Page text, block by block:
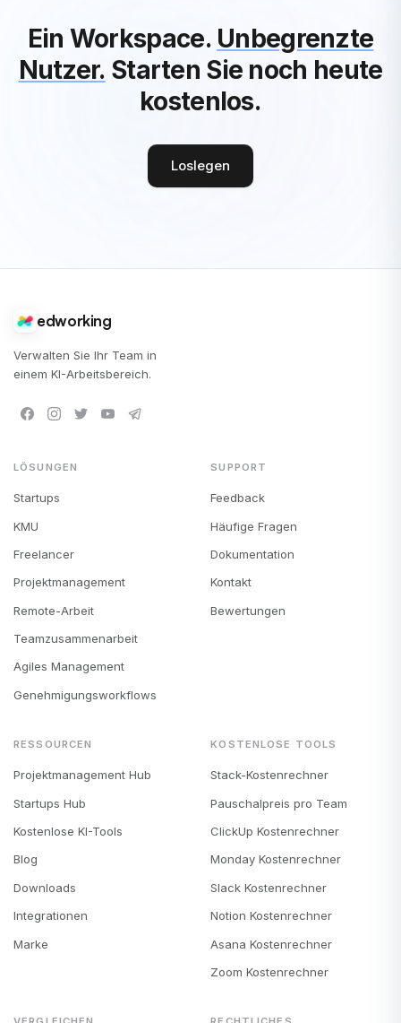
Ein Workspace. Unbegrenzte
Nutzer. Starten Sie noch heute
kostenlos.
Loslegen
edworking
Verwalten Sie Ihr Team in
einem KI-Arbeitsbereich.
LÖSUNGEN
Startups
KMU
Freelancer
Projektmanagement
Remote-Arbeit
Teamzusammenarbeit
Agiles Management
Genehmigungsworkflows
SUPPORT
Feedback
Häufige Fragen
Dokumentation
Kontakt
Bewertungen
RESSOURCEN
Projektmanagement Hub
Startups Hub
Kostenlose KI-Tools
Blog
Downloads
Integrationen
Marke
KOSTENLOSE TOOLS
Stack-Kostenrechner
Pauschalpreis pro Team
ClickUp Kostenrechner
Monday Kostenrechner
Slack Kostenrechner
Notion Kostenrechner
Asana Kostenrechner
Zoom Kostenrechner